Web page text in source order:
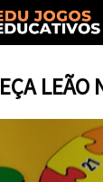
LEÃO